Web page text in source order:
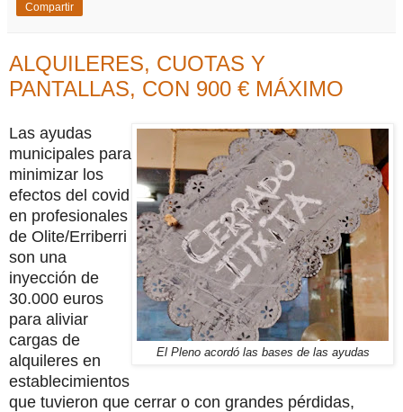
Compartir
ALQUILERES, CUOTAS Y
PANTALLAS, CON 900 € MÁXIMO
El Pleno acordó las bases de las ayudas
Las ayudas
municipales para
minimizar los
efectos del covid
en profesionales
de Olite/Erriberri
son una
inyección de
30.000 euros
para aliviar
cargas de
alquileres en
establecimientos
que tuvieron que cerrar o con grandes pérdidas,